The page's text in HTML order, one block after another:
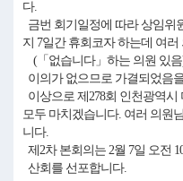
다.
금번 회기일정에 따라 상임위
지 7일간 휴회코자 하는데 여
(「없습니다」하는 의원 있
이의가 없으므로 가결되었음
이상으로 제278회 인천광역
모두 마치겠습니다. 여러 의원
니다.
제2차 본회의는 2월 7일 오전
산회를 선포합니다.